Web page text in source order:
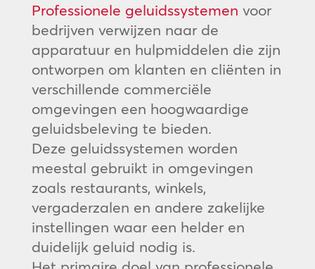
Professionele geluidssystemen voor
bedrijven verwijzen naar de
apparatuur en hulpmiddelen die zijn
ontworpen om klanten en cliënten in
verschillende commerciële
omgevingen een hoogwaardige
geluidsbeleving te bieden.
Deze geluidssystemen worden
meestal gebruikt in omgevingen
zoals restaurants, winkels,
vergaderzalen en andere zakelijke
instellingen waar een helder en
duidelijk geluid nodig is.